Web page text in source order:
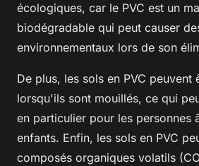
écologiques, car le PVC est un
biodégradable qui peut causer
environnementaux lors de son
De plus, les sols en PVC peuvent
lorsqu'ils sont mouillés, ce qui
en particulier pour les personnes
enfants. Enfin, les sols en PVC
composés organiques volatils